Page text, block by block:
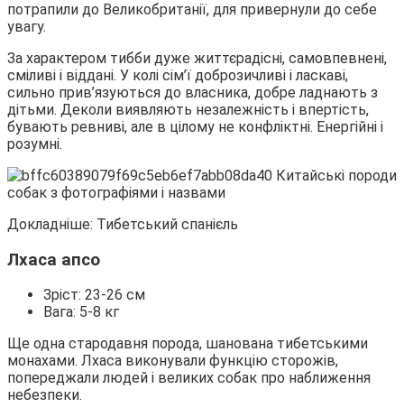
потрапили до Великобританії, для привернули до себе
увагу.
За характером тибби дуже життєрадісні, самовпевнені,
сміливі і віддані. У колі сім’ї доброзичливі і ласкаві,
сильно прив’язуються до власника, добре ладнають з
дітьми. Деколи виявляють незалежність і впертість,
бувають ревниві, але в цілому не конфліктні. Енергійні і
розумні.
Докладніше: Тибетський спанієль
Лхаса апсо
Зріст: 23-26 см
Вага: 5-8 кг
Ще одна стародавня порода, шанована тибетськими
монахами. Лхаса виконували функцію сторожів,
попереджали людей і великих собак про наближення
небезпеки.